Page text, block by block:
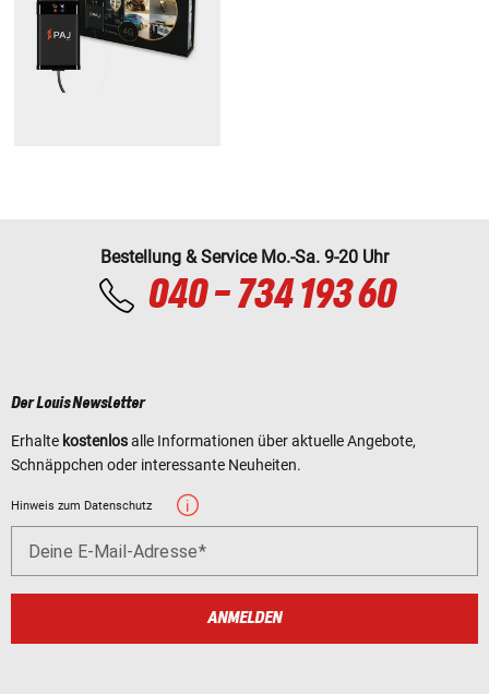
Bestellung & Service Mo.-Sa. 9-20 Uhr
040 - 734 193 60
Der Louis Newsletter
Erhalte kostenlosalle Informationen über aktuelle Angebote,
Schnäppchen oder interessante Neuheiten.
Hinweis zum Datenschutz
Deine E-Mail-Adresse
ANMELDEN